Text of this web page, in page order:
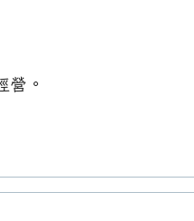
營。